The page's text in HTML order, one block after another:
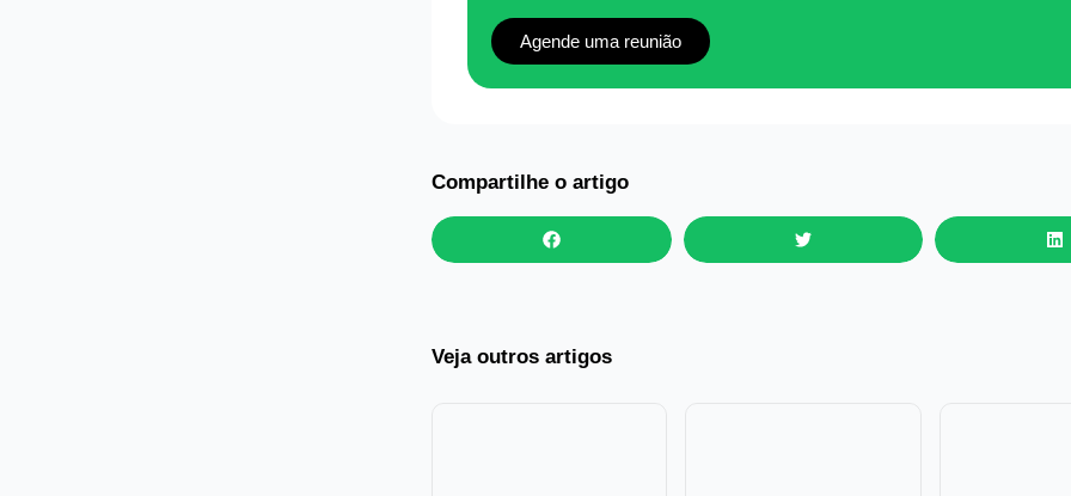
Agende uma reunião
Compartilhe o artigo
Veja outros artigos